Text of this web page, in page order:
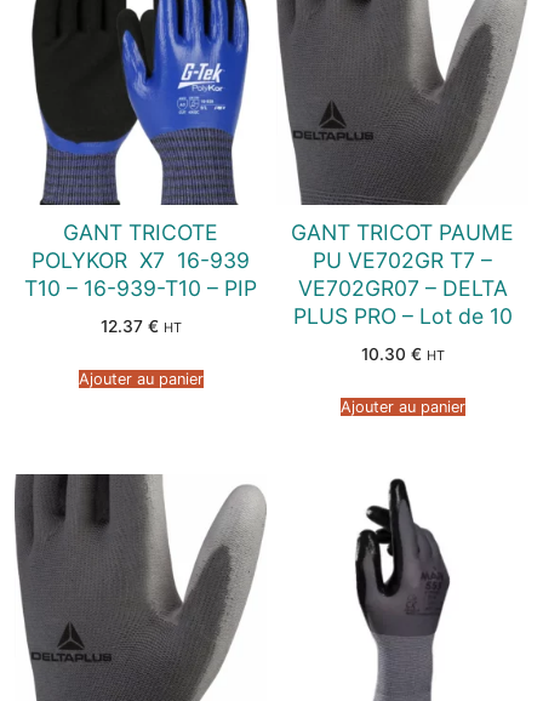
GANT TRICOTE
POLYKOR  X7  16-939
T10 – 16-939-T10 – PIP
12.37 € HT
Ajouter au panier
GANT TRICOT PAUME
PU VE702GR T7 –
VE702GR07 – DELTA
PLUS PRO – Lot de 10
10.30 € HT
Ajouter au panier